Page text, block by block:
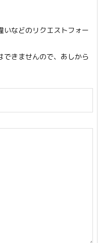
いなどのリクエストフォー
できませんので、あしから